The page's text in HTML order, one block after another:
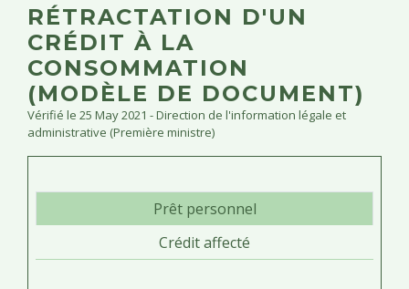
RÉTRACTATION D'UN
CRÉDIT À LA
CONSOMMATION
(MODÈLE DE DOCUMENT)
Vérifié le 25 May 2021 - Direction de l'information légale et
administrative (Première ministre)
Prêt personnel
Crédit affecté